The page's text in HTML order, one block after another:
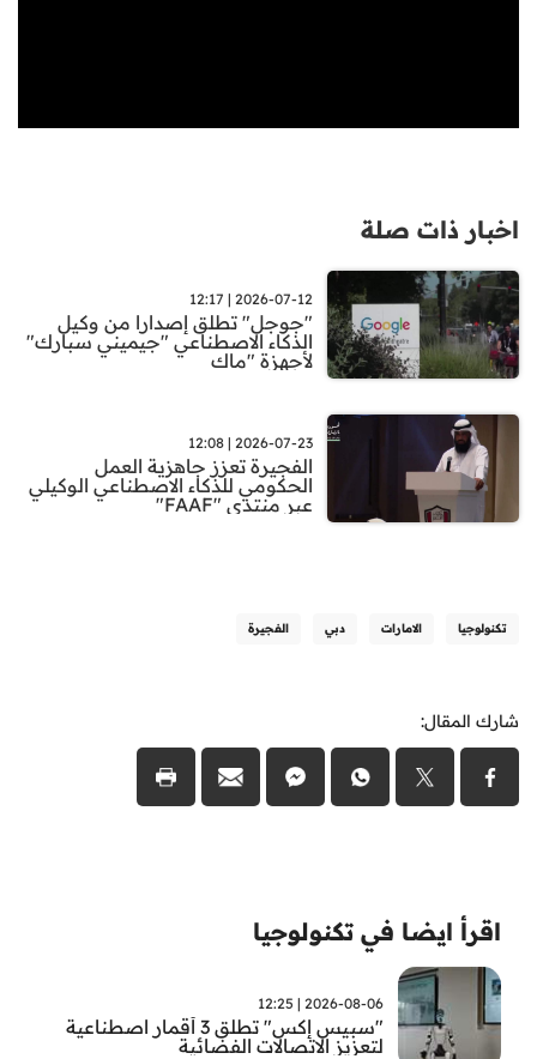
اخبار ذات صلة
2026-07-12 | 12:17
"جوجل" تطلق إصدارا من وكيل
الذكاء الاصطناعي "جيميني سبارك"
لأجهزة "ماك
2026-07-23 | 12:08
الفجيرة تعزز جاهزية العمل
الحكومي للذكاء الاصطناعي الوكيلي
عبر منتدى "FAAF"
تكنولوجيا الامارات دبي الفجيرة
شارك المقال:
اقرأ ايضا في تكنولوجيا
2026-08-06 | 12:25
"سبيس إكس" تطلق 3 أقمار اصطناعية
لتعزيز الاتصالات الفضائية